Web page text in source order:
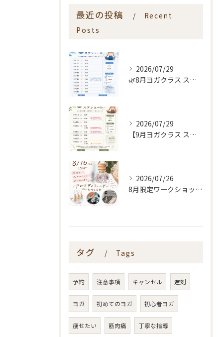
最近の投稿
Recent
Posts
2026/07/29
🌿8月ヨガクラス スケジュールのお知らせ🌿
2026/07/29
【9月ヨガクラス スケジュールのお知らせ🌿】
2026/07/26
8月限定ワークショップ🌿🫧
タグ Tags
予約 注意事項 キャンセル 遅刻
ヨガ 初めてのヨガ 初心者ヨガ
痩せたい 筋肉痛 丁寧な指導